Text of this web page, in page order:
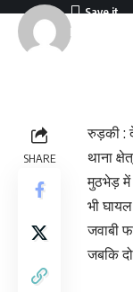
Last updated:
SHARE
रुड़की :
थाना
मुठभेड़ में
भी
जवाबी
जबकि